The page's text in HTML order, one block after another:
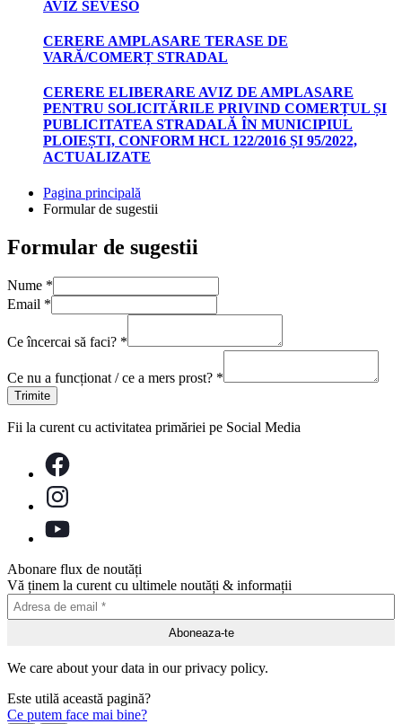
AVIZ SEVESO
CERERE AMPLASARE TERASE DE
VARĂ/COMERȚ STRADAL
CERERE ELIBERARE AVIZ DE AMPLASARE
PENTRU SOLICITĂRILE PRIVIND COMERȚUL ȘI
PUBLICITATEA STRADALĂ ÎN MUNICIPIUL
PLOIEȘTI, CONFORM HCL 122/2016 ȘI 95/2022,
ACTUALIZATE
Pagina principală
Formular de sugestii
Formular de sugestii
Nume *
Email *
Ce încercai să faci? *
Ce nu a funcționat / ce a mers prost? *
Trimite
Fii la curent cu activitatea primăriei pe Social Media
Abonare flux de noutăți
Vă ținem la curent cu ultimele noutăți & informații
We care about your data in our privacy policy.
Este utilă această pagină?
Ce putem face mai bine?